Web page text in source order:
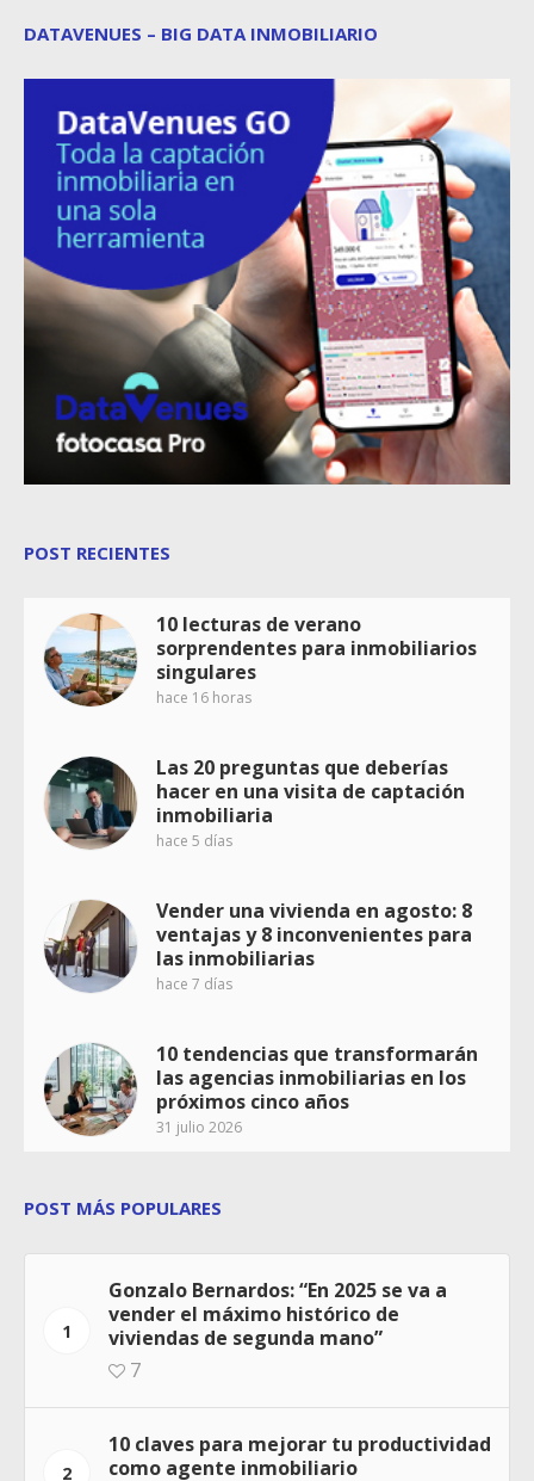
DATAVENUES – BIG DATA INMOBILIARIO
POST RECIENTES
10 lecturas de verano
sorprendentes para inmobiliarios
singulares
hace 16 horas
Las 20 preguntas que deberías
hacer en una visita de captación
inmobiliaria
hace 5 días
Vender una vivienda en agosto: 8
ventajas y 8 inconvenientes para
las inmobiliarias
hace 7 días
10 tendencias que transformarán
las agencias inmobiliarias en los
próximos cinco años
31 julio 2026
POST MÁS POPULARES
1
Gonzalo Bernardos: “En 2025 se va a
vender el máximo histórico de
viviendas de segunda mano”
7
2
10 claves para mejorar tu productividad
como agente inmobiliario